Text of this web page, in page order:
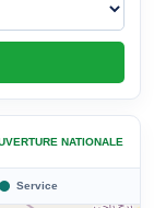
NATIONALE
Service